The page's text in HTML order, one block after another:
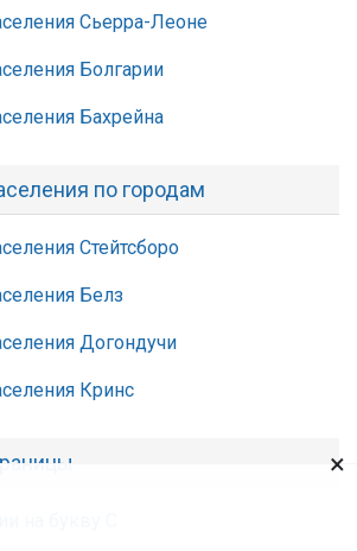
Сьерра-Леоне
Болгарии
Бахрейна
по городам
Стейтсборо
Белз
Догондучи
Кринс
×